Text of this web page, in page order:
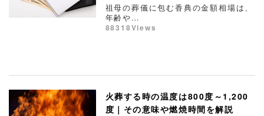
祖母の葬儀に包む香典の金額相場は、
年齢や…
88318Views
火葬する時の温度は800度～1,200
度｜その意味や燃焼時間を解説